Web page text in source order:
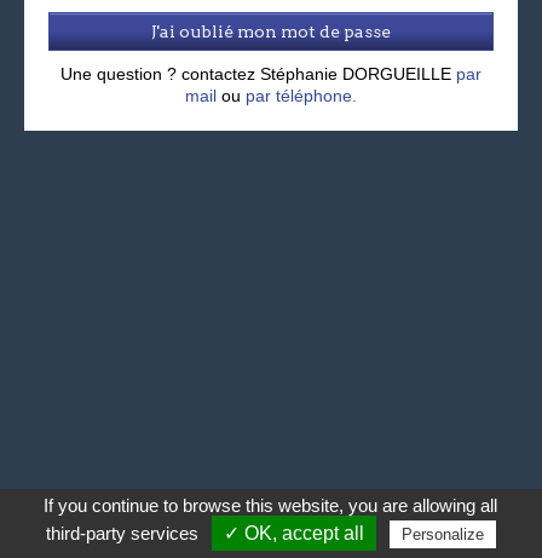
J'ai oublié mon mot de passe
Une question ? contactez Stéphanie DORGUEILLE par
mail ou par téléphone.
If you continue to browse this website, you are allowing all
third-party services
✓ OK, accept all Personalize